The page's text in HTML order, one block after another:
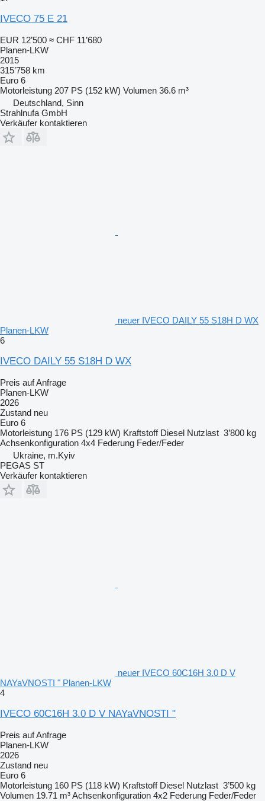
IVECO 75 E 21
EUR 12’500 ≈ CHF 11’680
Planen-LKW
2015
315’758 km
Euro 6
Motorleistung 207 PS (152 kW) Volumen 36.6 m³
Deutschland, Sinn
Strahlnufa GmbH
Verkäufer kontaktieren
neuer IVECO DAILY 55 S18H D WX
Planen-LKW
6
IVECO DAILY 55 S18H D WX
Preis auf Anfrage
Planen-LKW
2026
Zustand neu
Euro 6
Motorleistung 176 PS (129 kW) Kraftstoff Diesel Nutzlast 3’800 kg
Achsenkonfiguration 4x4 Federung Feder/Feder
Ukraine, m.Kyiv
PEGAS ST
Verkäufer kontaktieren
neuer IVECO 60C16H 3.0 D V
NAYaVNOSTI " Planen-LKW
4
IVECO 60C16H 3.0 D V NAYaVNOSTI "
Preis auf Anfrage
Planen-LKW
2026
Zustand neu
Euro 6
Motorleistung 160 PS (118 kW) Kraftstoff Diesel Nutzlast 3’500 kg
Volumen 19.71 m³Achsenkonfiguration 4x2 Federung Feder/Feder